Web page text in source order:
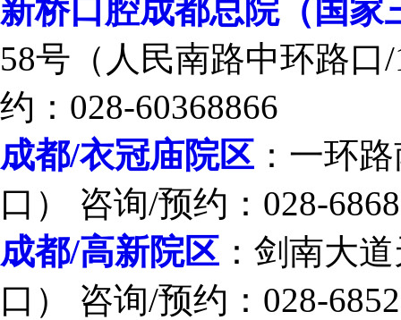
新桥口腔成都总院（国家
58号（人民南路中环路
约：028-60368866
成都/衣冠庙院区 ：一环
口） 咨询/预约：028-
成都/高新院区 ：剑南大
口） 咨询/预约：028-